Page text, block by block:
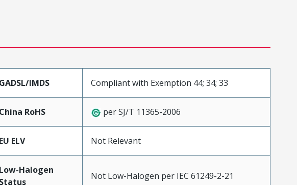
GADSL/IMDS Compliant with Exemption 44; 34; 33
China RoHS per SJ/T 11365-2006
EU ELV Not Relevant
Low-Halogen
Status
Not Low-Halogen per IEC 61249-2-21